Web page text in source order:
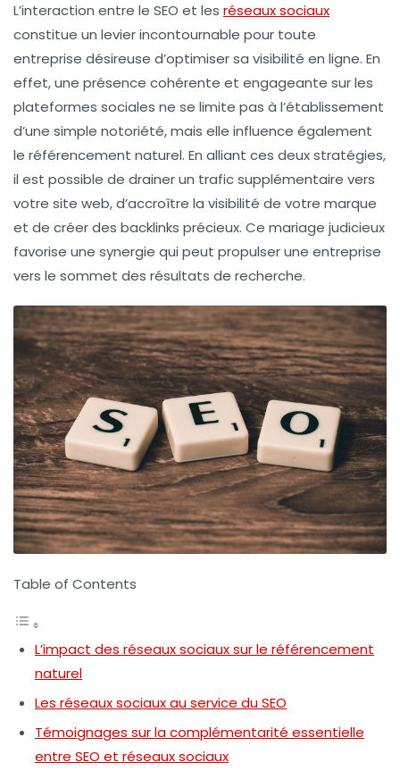
L’interaction entre le SEO et les réseaux sociaux
constitue un levier incontournable pour toute
entreprise désireuse d’optimiser sa visibilité en ligne. En
effet, une présence cohérente et engageante sur les
plateformes sociales ne se limite pas à l’établissement
d’une simple notoriété, mais elle influence également
le référencement naturel. En alliant ces deux stratégies,
il est possible de drainer un trafic supplémentaire vers
votre site web, d’accroître la visibilité de votre marque
et de créer des backlinks précieux. Ce mariage judicieux
favorise une synergie qui peut propulser une entreprise
vers le sommet des résultats de recherche.
Table of Contents
L’impact des réseaux sociaux sur le référencement
naturel
Les réseaux sociaux au service du SEO
Témoignages sur la complémentarité essentielle
entre SEO et réseaux sociaux